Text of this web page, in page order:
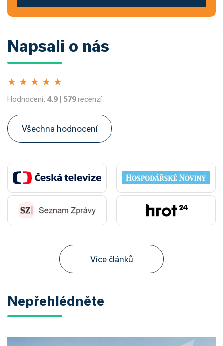
Napsali o nás
★ ★ ★ ★ ★
Hodnocení: 4.9 | 579recenzí
Všechna hodnocení
Více článků
Nepřehlédněte